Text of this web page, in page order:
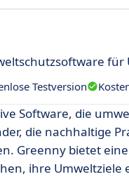
Testversion
Software, die
die nachhaltige
Greenny bietet
ihre Umweltziele